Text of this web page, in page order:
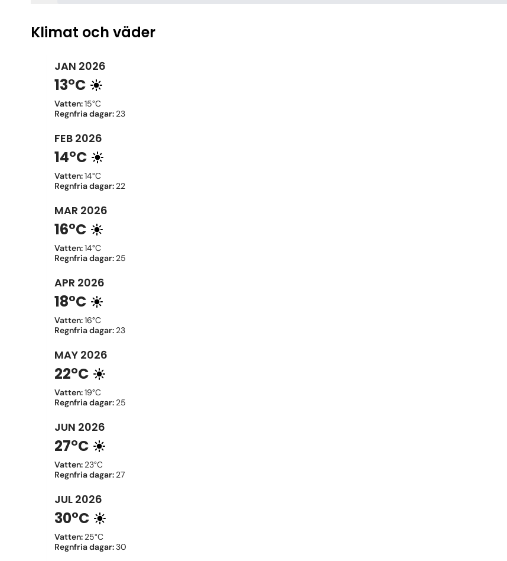
Klimat och väder
JAN 2026
13°C
Vatten:15°C
Regnfria dagar: 23
FEB 2026
14°C
Vatten:14°C
Regnfria dagar: 22
MAR 2026
16°C
Vatten:14°C
Regnfria dagar: 25
APR 2026
18°C
Vatten:16°C
Regnfria dagar: 23
MAY 2026
22°C
Vatten:19°C
Regnfria dagar: 25
JUN 2026
27°C
Vatten: 23°C
Regnfria dagar: 27
JUL 2026
30°C
Vatten: 25°C
Regnfria dagar:30